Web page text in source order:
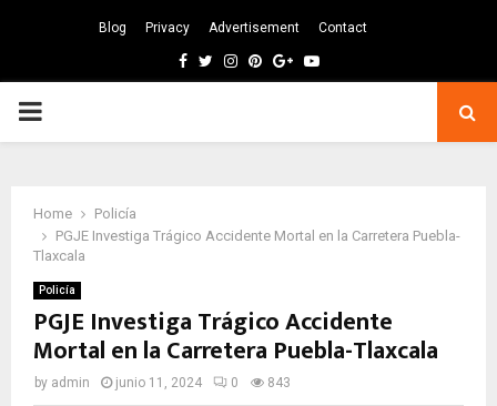
Blog Privacy Advertisement Contact
Facebook
TwitterInstagram
Pinterest
GoogleYoutube
PRIMARY
Home
Policía
PGJE Investiga Trágico Accidente Mortal en la Carretera Puebla-
Tlaxcala
Policía
PGJE Investiga Trágico Accidente
Mortal en la Carretera Puebla-Tlaxcala
by admin junio 11, 2024 0 843